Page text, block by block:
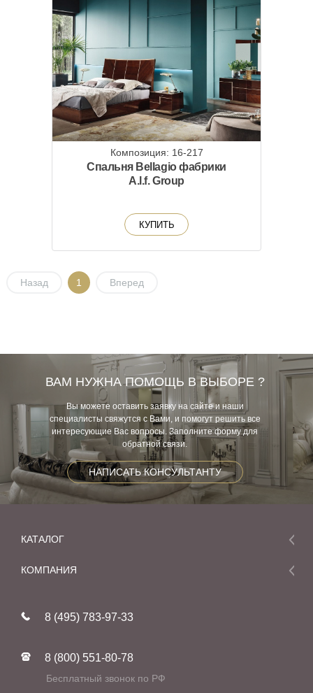
Композиция: 16-217
Спальня Bellagio фабрики
A.l.f. Group
КУПИТЬ
Назад 1 Вперед
ВАМ НУЖНА ПОМОЩЬ В ВЫБОРЕ ?
Вы можете оставить заявку на сайте и наши
специалисты свяжутся с Вами, и помогут решить все
интересующие Вас вопросы. Заполните форму для
обратной связи.
НАПИСАТЬ КОНСУЛЬТАНТУ
КАТАЛОГ
Мебель
Фабрики
КОМПАНИЯ
Реставрация
Контакты
8 (495) 783-97-33
8 (800) 551-80-78
Бесплатный звонок по РФ